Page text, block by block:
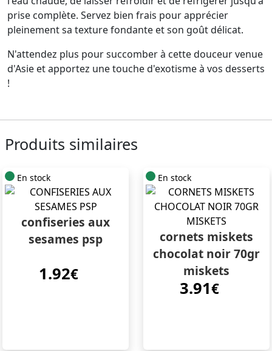
prise complète. Servez bien frais pour apprécier
pleinement sa texture fondante et son goût délicat.
N'attendez plus pour succomber à cette douceur venue
d'Asie et apportez une touche d'exotisme à vos desserts
!
Produits similaires
En stock
confiseries aux
sesames psp
1.92€
En stock
cornets miskets
chocolat noir 70gr
miskets
3.91€